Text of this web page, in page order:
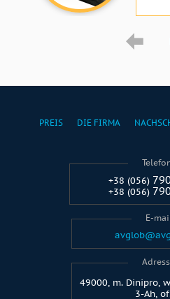
PREIS DIE FIRMA
+38 (056)
+38 (056)
E-
49000, m. Dinipro,
3-Ah,